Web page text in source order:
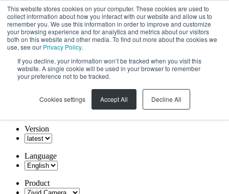
This website stores cookies on your computer. These cookies are used to
collect information about how you interact with our website and allow us to
remember you. We use this information in order to improve and customize
your browsing experience and for analytics and metrics about our visitors
both on this website and other media. To find out more about the cookies we
use, see our Privacy Policy.
If you decline, your information won’t be tracked when you visit this
website. A single cookie will be used in your browser to remember
your preference not to be tracked.
Cookies settings Accept All Decline All
Version
Language
Product